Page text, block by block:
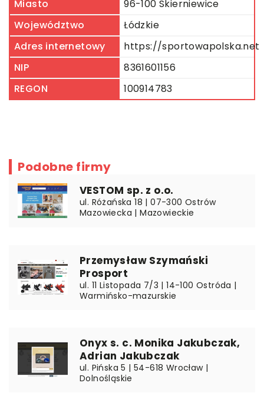
Miasto
96-100 Skierniewice
Województwo
Łódzkie
Adres internetowy
https://sportowapolska.net
NIP
8361601156
REGON
100914783
Podobne firmy
VESTOM sp. z o.o.
ul. Różańska 18 | 07-300 Ostrów
Mazowiecka | Mazowieckie
Przemysław Szymański
Prosport
ul. 11 Listopada 7/3 | 14-100 Ostróda |
Warmińsko-mazurskie
Onyx s. c. Monika Jakubczak,
Adrian Jakubczak
ul. Pińska 5 | 54-618 Wrocław |
Dolnośląskie